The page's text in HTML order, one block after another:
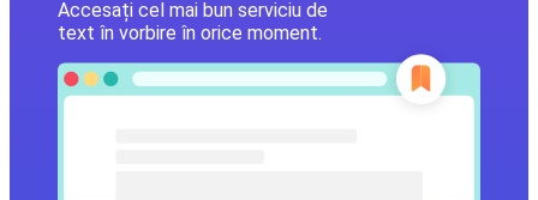
Accesați cel mai bun serviciu de
text în vorbire în orice moment.